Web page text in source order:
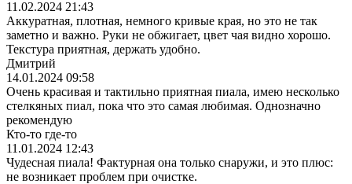
11.02.2024 21:43
Аккуратная, плотная, немного кривые края, но это не так
заметно и важно. Руки не обжигает, цвет чая видно хорошо.
Текстура приятная, держать удобно.
Дмитрий
14.01.2024 09:58
Очень красивая и тактильно приятная пиала, имею несколько
стелкяных пиал, пока что это самая любимая. Однозначно
рекомендую
Кто-то где-то
11.01.2024 12:43
Чудесная пиала! Фактурная она только снаружи, и это плюс:
не возникает проблем при очистке.